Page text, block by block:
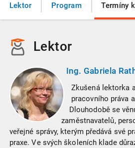
Lektor Program Termíny
Lektor
Ing. Gabriela
Zkušená lektorka
pracovního práva
Dlouhodobě se
zaměstnavatelů,
veřejné správy, kterým předává své
praxe. Ve svých školeních klade